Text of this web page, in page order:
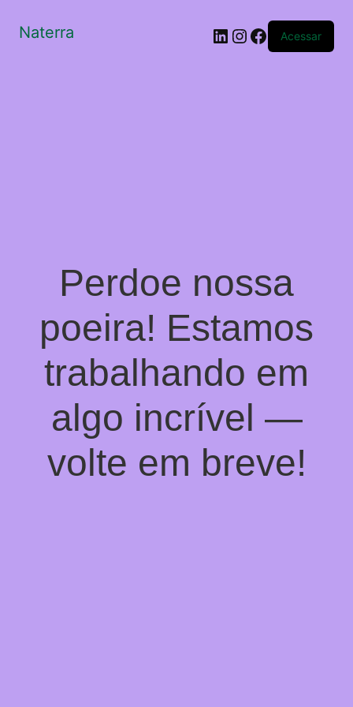
Naterra LinkedIn
Instagram
Facebook
Acessar
Perdoe nossa
poeira! Estamos
trabalhando em
algo incrível —
volte em breve!